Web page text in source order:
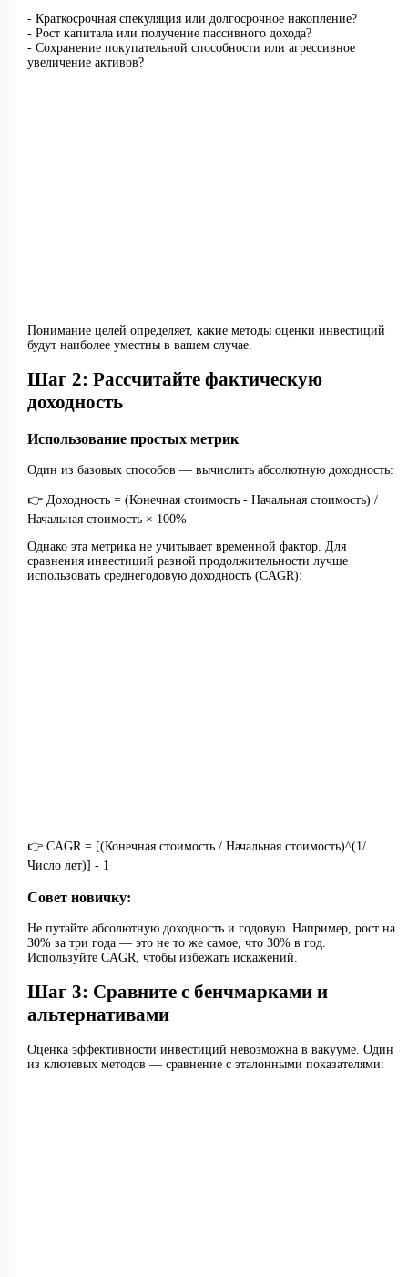
- Краткосрочная спекуляция или долгосрочное накопление?
- Рост капитала или получение пассивного дохода?
- Сохранение покупательной способности или агрессивное
увеличение активов?
Понимание целей определяет, какие методы оценки инвестиций
будут наиболее уместны в вашем случае.
Шаг 2: Рассчитайте фактическую
доходность
Использование простых метрик
Один из базовых способов — вычислить абсолютную доходность:
👉 Доходность = (Конечная стоимость - Начальная стоимость) /
Начальная стоимость × 100%
Однако эта метрика не учитывает временной фактор. Для
сравнения инвестиций разной продолжительности лучше
использовать среднегодовую доходность (CAGR):
👉 CAGR = [(Конечная стоимость / Начальная стоимость)^(1/
Число лет)] - 1
Совет новичку:
Не путайте абсолютную доходность и годовую. Например, рост на
30% за три года — это не то же самое, что 30% в год.
Используйте CAGR, чтобы избежать искажений.
Шаг 3: Сравните с бенчмарками и
альтернативами
Оценка эффективности инвестиций невозможна в вакууме. Один
из ключевых методов — сравнение с эталонными показателями: